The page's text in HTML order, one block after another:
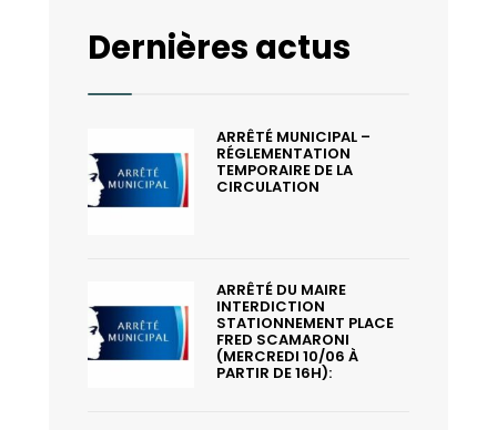
Dernières actus
ARRÊTÉ MUNICIPAL –
RÉGLEMENTATION
TEMPORAIRE DE LA
CIRCULATION
ARRÊTÉ DU MAIRE
INTERDICTION
STATIONNEMENT PLACE
FRED SCAMARONI
(MERCREDI 10/06 À
PARTIR DE 16H):